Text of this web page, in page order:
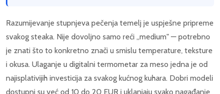
Razumijevanje stupnjeva pečenja temelj je uspješne pripreme
svakog steaka. Nije dovoljno samo reći „medium" — potrebno
je znati što to konkretno znači u smislu temperature, teksture
i okusa. Ulaganje u digitalni termometar za meso jedna je od
najisplativijih investicija za svakog kućnog kuhara. Dobri modeli
dostupni su već od 10 do 20 EUR i uklanjaju svako nagađanje